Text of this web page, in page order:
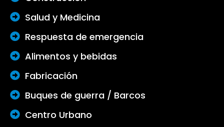
Salud y Medicina
Respuesta de emergencia
Alimentos y bebidas
Fabricación
Buques de guerra / Barcos
Centro Urbano